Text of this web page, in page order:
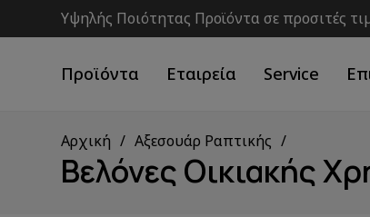
Υψηλής Ποιότητας Προϊόντα σε προσιτές
Προϊόντα Εταιρεία Service
Αρχική Αξεσουάρ Ραπτικής
Βελόνες Οικιακής